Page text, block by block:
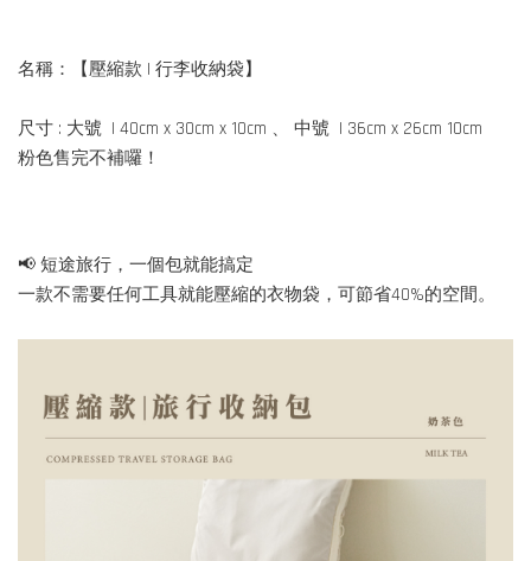
名稱：【壓縮款 | 行李收納袋】
尺寸 : 大號 | 40cm x 30cm x 10cm 、 中號 | 36cm x 26cm 10cm
粉色售完不補囉！
📢 短途旅行，一個包就能搞定
一款不需要任何工具就能壓縮的衣物袋，可節省40%的空間。